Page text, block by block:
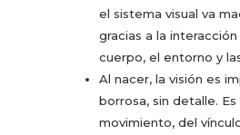
el sistema visual va
gracias a la
cuerpo, el entorno y
Al nacer, la visión es
borrosa, sin detalle.
movimiento, del